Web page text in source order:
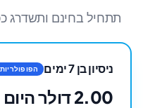
תתחיל בחינם ותשדרג
ניסיון בן 7 ימים
2.00 דולר היום